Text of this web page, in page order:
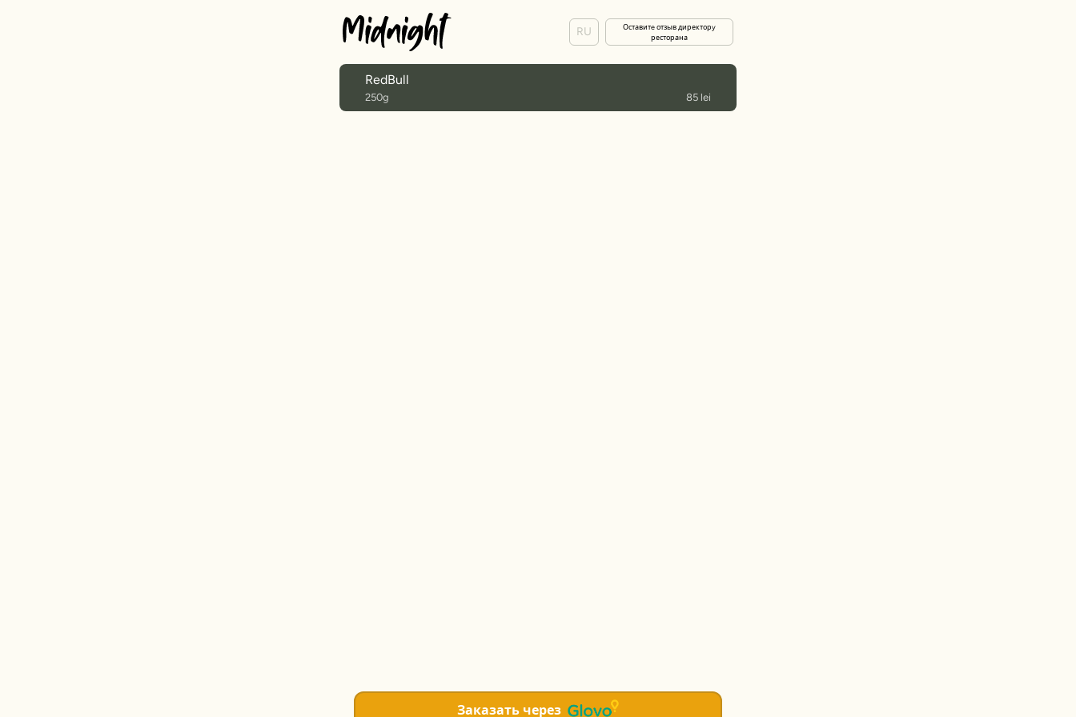
RU
Оставитe отзыв директорy
ресторана
Заказать через
RedBull
250g 85 lei